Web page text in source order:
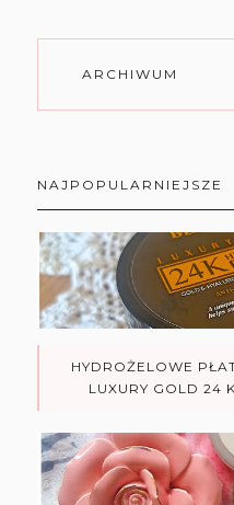
ARCHIWUM
NAJPOPULARNIEJSZE
HYDROŻELOWE
LUXURY GOLD 24